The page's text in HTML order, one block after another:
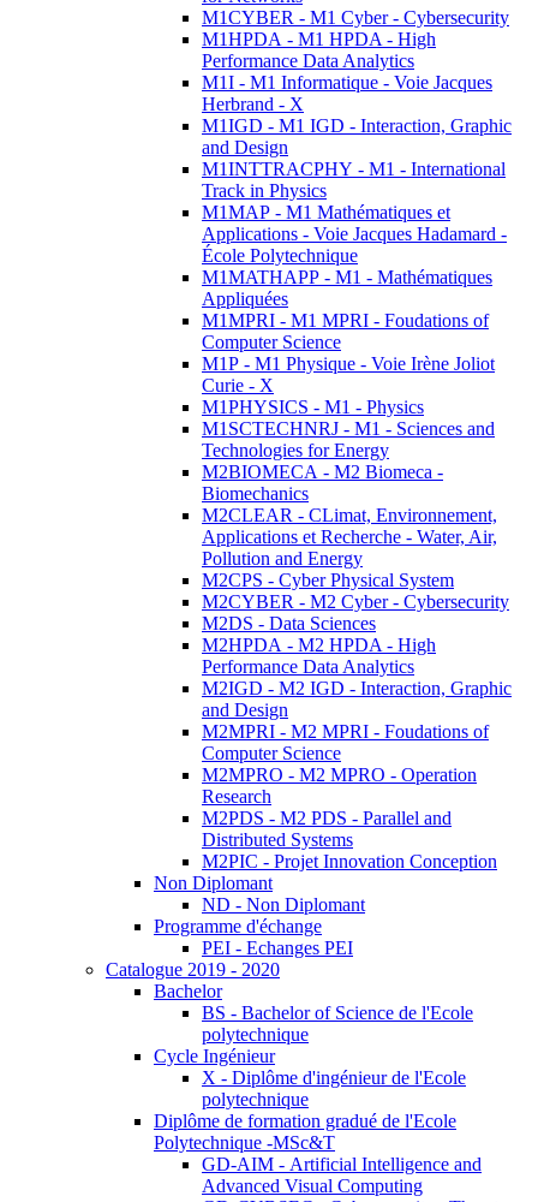
M1CYBER - M1 Cyber - Cybersecurity
M1HPDA - M1 HPDA - High
Performance Data Analytics
M1I - M1 Informatique - Voie Jacques
Herbrand - X
M1IGD - M1 IGD - Interaction, Graphic
and Design
M1INTTRACPHY - M1 - International
Track in Physics
M1MAP - M1 Mathématiques et
Applications - Voie Jacques Hadamard -
École Polytechnique
M1MATHAPP - M1 - Mathématiques
Appliquées
M1MPRI - M1 MPRI - Foudations of
Computer Science
M1P - M1 Physique - Voie Irène Joliot
Curie - X
M1PHYSICS - M1 - Physics
M1SCTECHNRJ - M1 - Sciences and
Technologies for Energy
M2BIOMECA - M2 Biomeca -
Biomechanics
M2CLEAR - CLimat, Environnement,
Applications et Recherche - Water, Air,
Pollution and Energy
M2CPS - Cyber Physical System
M2CYBER - M2 Cyber - Cybersecurity
M2DS - Data Sciences
M2HPDA - M2 HPDA - High
Performance Data Analytics
M2IGD - M2 IGD - Interaction, Graphic
and Design
M2MPRI - M2 MPRI - Foudations of
Computer Science
M2MPRO - M2 MPRO - Operation
Research
M2PDS - M2 PDS - Parallel and
Distributed Systems
M2PIC - Projet Innovation Conception
Non Diplomant
ND - Non Diplomant
Programme d'échange
PEI - Echanges PEI
Catalogue 2019 - 2020
Bachelor
BS - Bachelor of Science de l'Ecole
polytechnique
Cycle Ingénieur
X - Diplôme d'ingénieur de l'Ecole
polytechnique
Diplôme de formation gradué de l'Ecole
Polytechnique -MSc&T
GD-AIM - Artificial Intelligence and
Advanced Visual Computing